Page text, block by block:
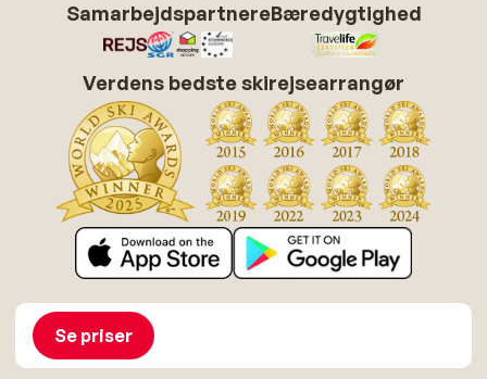
Se priser
SamarbejdspartnereBæredygtighed
Verdens bedste skirejsearrangør
Om Sunweb Job hos Sunweb
Tilgængelighedserklæring